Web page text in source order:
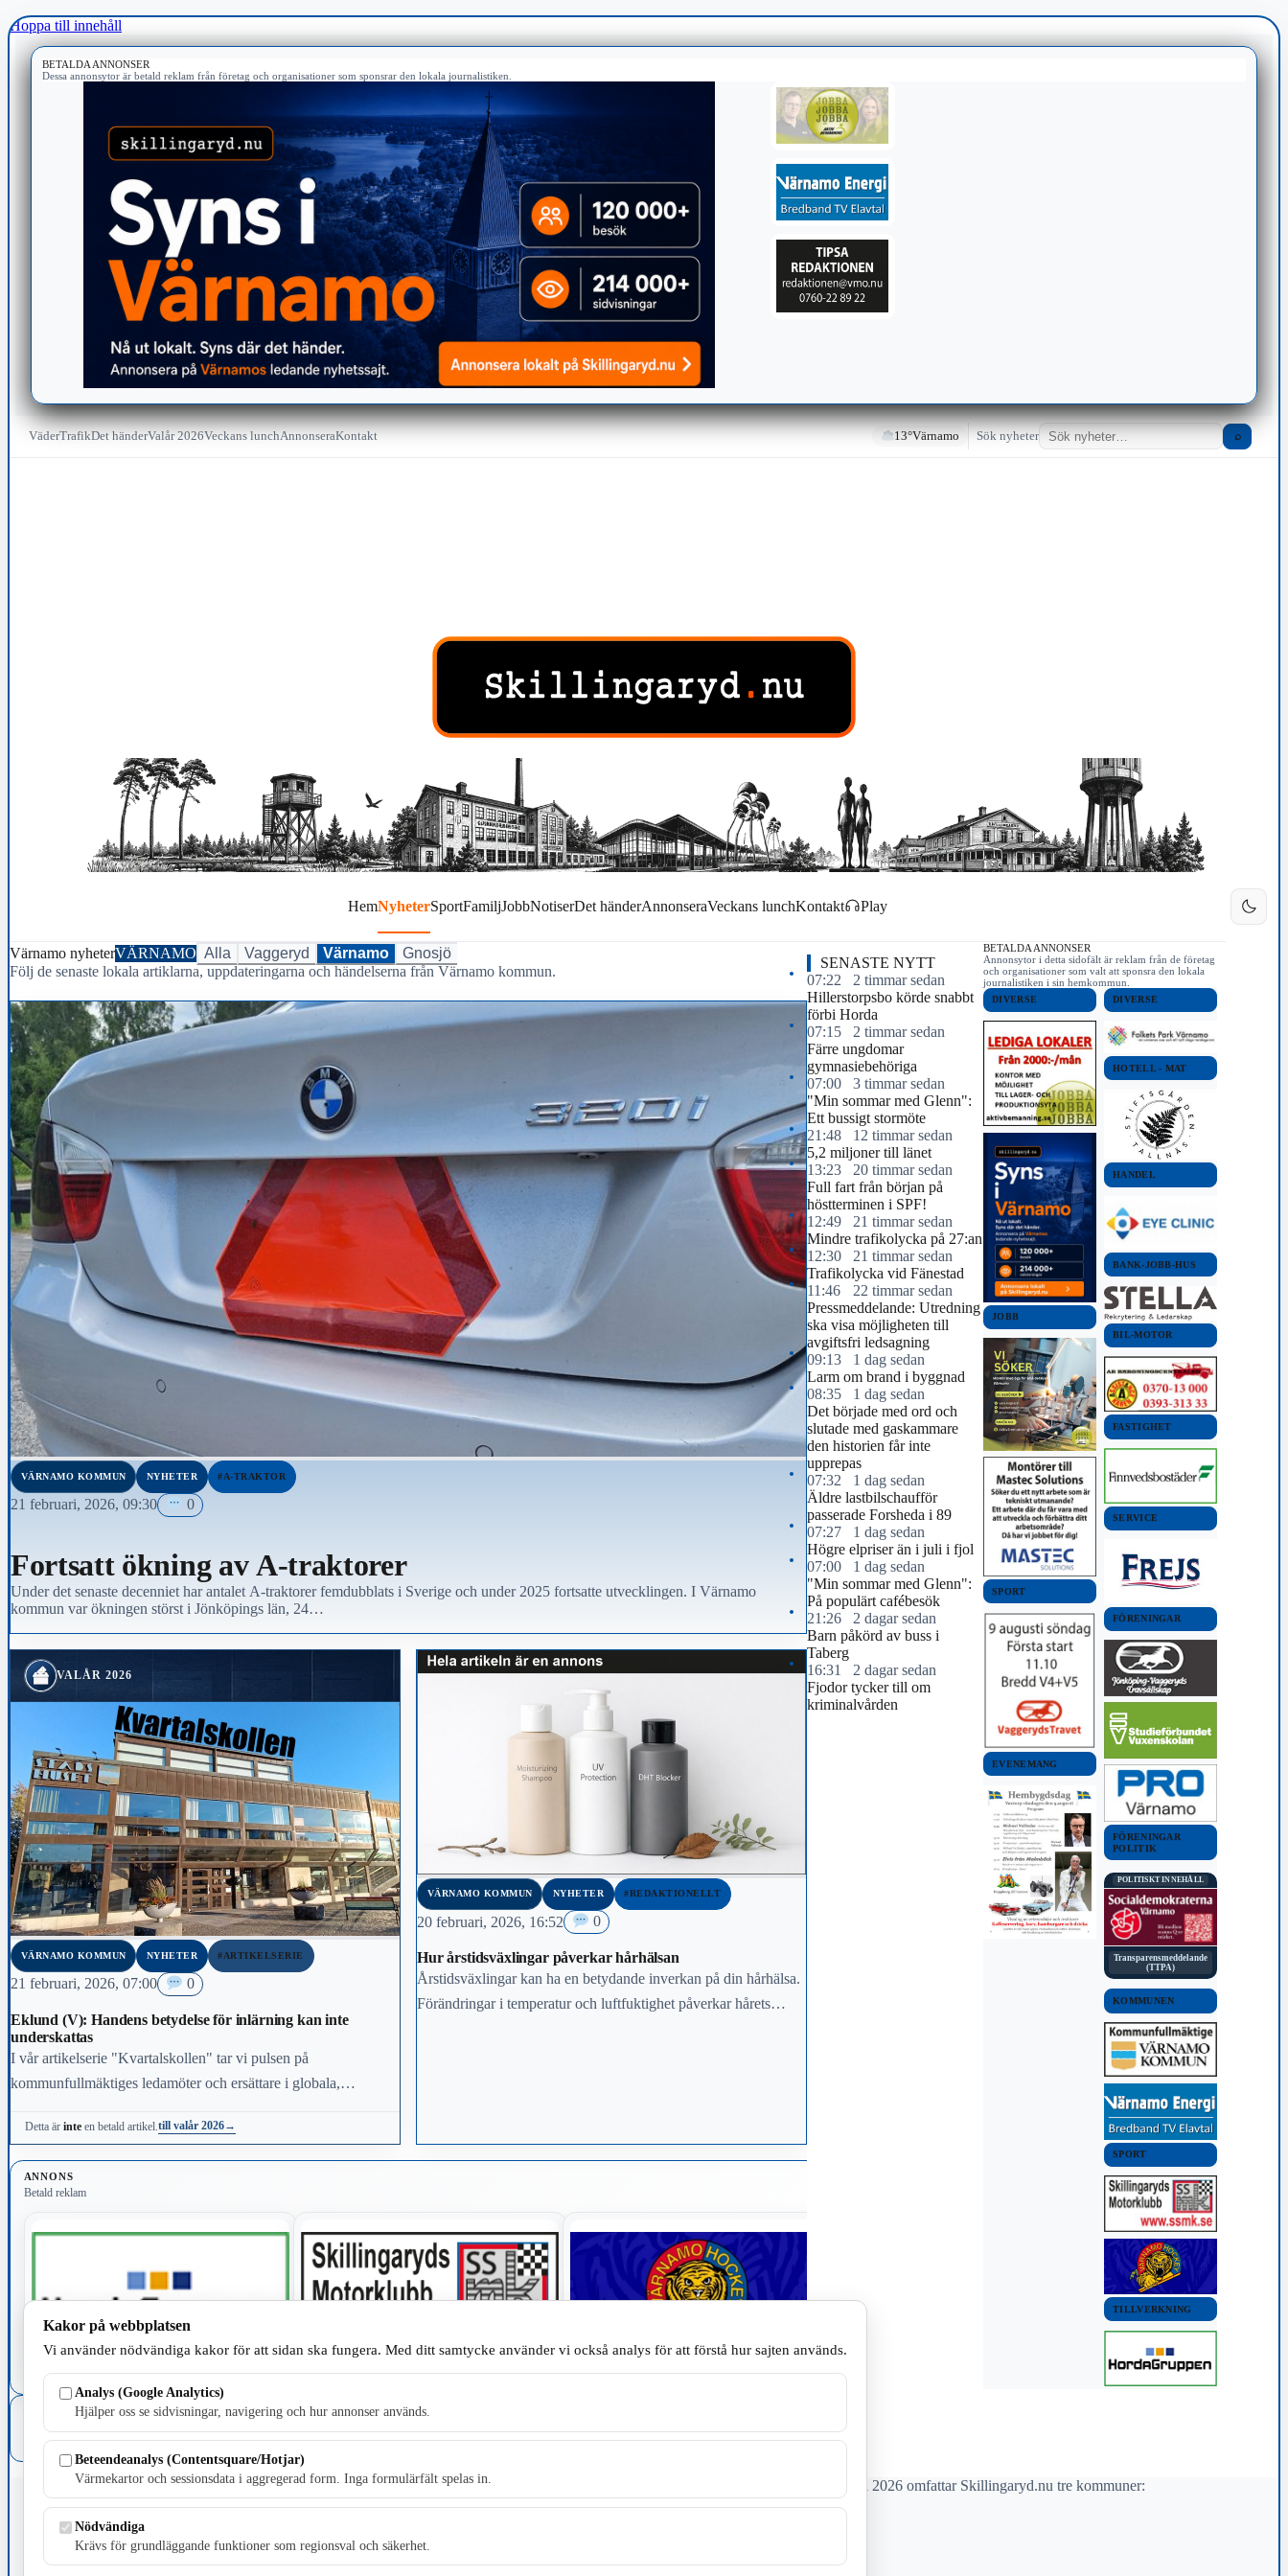
Hoppa till innehåll
BETALDA ANNONSER
Dessa annonsytor är betald reklam från företag och organisationer som sponsrar den lokala journalistiken.
VäderTrafikDet händerValår 2026Veckans lunchAnnonseraKontakt 13°Värnamo Sök nyheter ⌕
HemNyheterSportFamiljJobbNotiserDet händerAnnonseraVeckans lunchKontakt Play
Värnamo nyheterVÄRNAMO Alla Vaggeryd Värnamo
Gnosjö
Följ de senaste lokala artiklarna, uppdateringarna och händelserna från Värnamo kommun.
VÄRNAMO KOMMUN NYHETER #A-TRAKTOR
21 februari, 2026, 09:30 0
Fortsatt ökning av A-traktorer
Under det senaste decenniet har antalet A-traktorer femdubblats i Sverige och under 2025 fortsatte utvecklingen. I Värnamo
kommun var ökningen störst i Jönköpings län, 24…
VALÅR 2026
VÄRNAMO KOMMUN NYHETER #ARTIKELSERIE
21 februari, 2026, 07:00 0
Eklund (V): Handens betydelse för inlärning kan inte
underskattas
I vår artikelserie "Kvartalskollen" tar vi pulsen på
kommunfullmäktiges ledamöter och ersättare i globala,
Detta ärinte en betald artikel.till valår 2026→
VÄRNAMO KOMMUN NYHETER #REDAKTIONELLT
20 februari, 2026, 16:52 0
Hur årstidsväxlingar påverkar hårhälsan
Årstidsväxlingar kan ha en betydande inverkan på din hårhälsa.
Förändringar i temperatur och luftfuktighet påverkar hårets
ANNONS
Betald reklam
Föregående 1 … 24 25
SENASTE NYTT
07:22
2 timmar sedan
Hillerstorpsbo körde snabbt
förbi Horda
07:15
2 timmar sedan
Färre ungdomar
gymnasiebehöriga
07:00
3 timmar sedan
"Min sommar med Glenn":
Ett bussigt stormöte
21:48
12 timmar sedan
5,2 miljoner till länet
13:23
20 timmar sedan
Full fart från början på
höstterminen i SPF!
12:49
21 timmar sedan
Mindre trafikolycka på 27:an
12:30
21 timmar sedan
Trafikolycka vid Fänestad
11:46
22 timmar sedan
Pressmeddelande: Utredning
ska visa möjligheten till
avgiftsfri ledsagning
09:13
1 dag sedan
Larm om brand i byggnad
08:35
1 dag sedan
Det började med ord och
slutade med gaskammare
den historien får inte
upprepas
07:32
1 dag sedan
Äldre lastbilschaufför
passerade Forsheda i 89
07:27
1 dag sedan
Högre elpriser än i juli i fjol
07:00
1 dag sedan
"Min sommar med Glenn":
På populärt cafébesök
21:26
2 dagar sedan
Barn påkörd av buss i
Taberg
16:31
2 dagar sedan
Fjodor tycker till om
kriminalvården
BETALDA ANNONSER
Annonsytor i detta sidofält är reklam från de företag
och organisationer som valt att sponsra den lokala
journalistiken i sin hemkommun.
DIVERSE
JOBB
SPORT
EVENEMANG
DIVERSE
HOTELL - MAT
HANDEL
BANK-JOBB-HUS
BIL-MOTOR
FASTIGHET
SERVICE
FÖRENINGAR
FÖRENINGAR
POLITIK
POLITISKT INNEHÅLL
Transparensmeddelande
(TTPA)
KOMMUNEN
SPORT
TILLVERKNING
Fristående webbtidningsföretag grundat 1991 som sedan 2002 ger ut tidningen Skillingaryd.nu och 2010 lanserades Värnamo.nu. Från april 2026 omfattar Skillingaryd.nu tre kommuner:
Gnosjö, Värnamo och Vaggeryds kommun.
Postadress: Gisslaköp 1, 568 92 Skillingaryd
Kakor på webbplatsen
Vi använder nödvändiga kakor för att sidan ska fungera. Med ditt samtycke använder vi också analys för att förstå hur sajten används.
Analys (Google Analytics)
Hjälper oss se sidvisningar, navigering och hur annonser används.
Beteendeanalys (Contentsquare/Hotjar)
Värmekartor och sessionsdata i aggregerad form. Inga formulärfält spelas in.
Nödvändiga
Krävs för grundläggande funktioner som regionsval och säkerhet.